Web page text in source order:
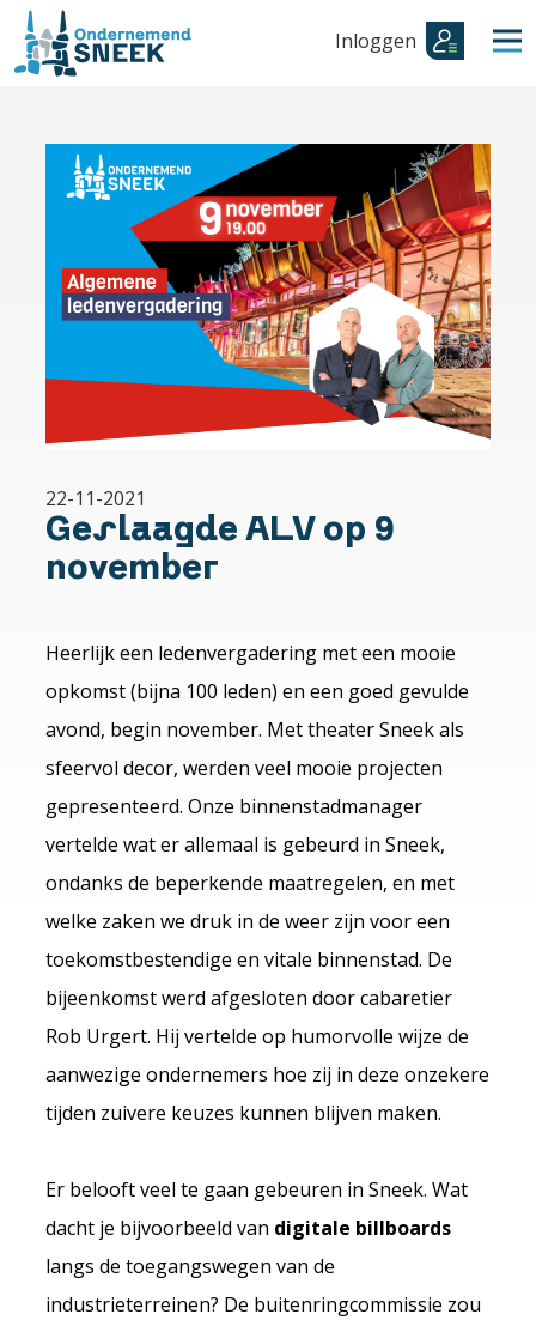
Inloggen
22-11-2021
Geslaagde ALV op 9
november
Heerlijk een ledenvergadering met een mooie
opkomst (bijna 100 leden) en een goed gevulde
avond, begin november. Met theater Sneek als
sfeervol decor, werden veel mooie projecten
gepresenteerd. Onze binnenstadmanager
vertelde wat er allemaal is gebeurd in Sneek,
ondanks de beperkende maatregelen, en met
welke zaken we druk in de weer zijn voor een
toekomstbestendige en vitale binnenstad. De
bijeenkomst werd afgesloten door cabaretier
Rob Urgert. Hij vertelde op humorvolle wijze de
aanwezige ondernemers hoe zij in deze onzekere
tijden zuivere keuzes kunnen blijven maken.
Er belooft veel te gaan gebeuren in Sneek. Wat
dacht je bijvoorbeeld van digitale billboards
langs de toegangswegen van de
industrieterreinen? De buitenringcommissie zou